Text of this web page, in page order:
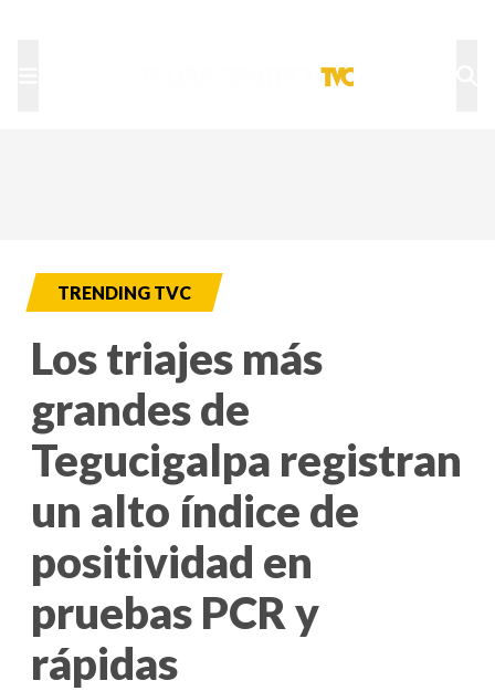
TRENDING TVC
Los triajes más
grandes de
Tegucigalpa registran
un alto índice de
positividad en
pruebas PCR y
rápidas